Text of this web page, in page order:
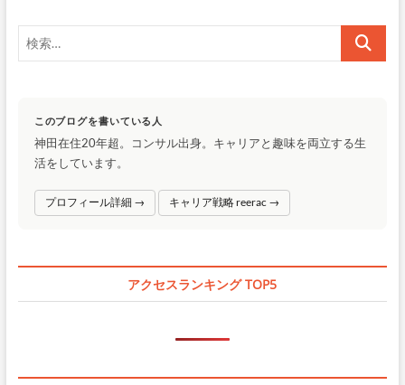
シ
ョ
このブログを書いている人
神田在住20年超。コンサル出身。キャリアと趣味を両立する生
活をしています。
プロフィール詳細 → キャリア戦略 reerac →
アクセスランキング TOP5